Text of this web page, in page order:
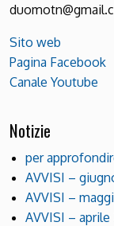
Sito web
Pagina Facebook
Canale Youtube
Notizie
per
AVVISI –
AVVISI –
AVVISI – aprile